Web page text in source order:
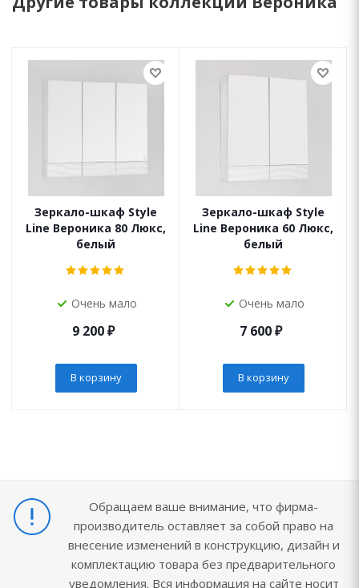
Зеркало-шкаф Style
Line Вероника 80 Люкс,
белый
Очень мало
9 200₽
В корзину
Зеркало-шкаф Style
Line Вероника 60 Люкс,
белый
Очень мало
7 600₽
В корзину
Обращаем ваше внимание, что фирма-
производитель оставляет за собой право на
внесение изменений в конструкцию, дизайн и
комплектацию товара без предварительного
уведомления. Вся информация на сайте носит